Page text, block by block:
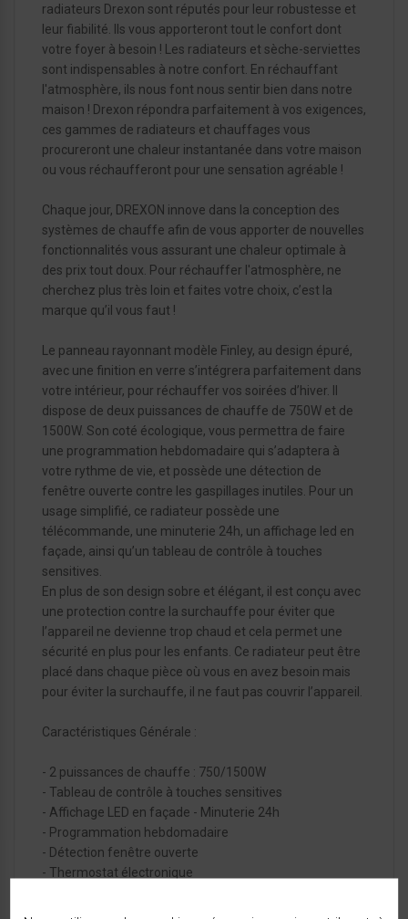
radiateurs Drexon sont réputés pour leur robustesse et
leur fiabilité. Ils vous apporteront tout le confort dont
votre foyer à besoin ! Les radiateurs et sèche-serviettes
sont indispensables à notre confort. En réchauffant
l'atmosphère, ils nous font nous sentir bien dans notre
maison ! Drexon répondra parfaitement à vos exigences,
ces gammes de radiateurs et chauffages vous
procureront une chaleur instantanée dans votre maison
ou vous réchaufferont pour une sensation agréable !
Chaque jour, DREXON innove dans la conception des
systèmes de chauffe afin de vous apporter de nouvelles
fonctionnalités vous assurant une chaleur optimale à
des prix tout doux. Pour réchauffer l'atmosphère, ne
cherchez plus très loin et faites votre choix, c’est la
marque qu’il vous faut !
Le panneau rayonnant modèle Finley, au design épuré,
avec une finition en verre s’intégrera parfaitement dans
votre intérieur, pour réchauffer vos soirées d’hiver. Il
dispose de deux puissances de chauffe de 750W et de
1500W. Son coté écologique, vous permettra de faire
une programmation hebdomadaire qui s’adaptera à
votre rythme de vie, et possède une détection de
fenêtre ouverte contre les gaspillages inutiles. Pour un
usage simplifié, ce radiateur possède une
télécommande, une minuterie 24h, un affichage led en
façade, ainsi qu’un tableau de contrôle à touches
sensitives.
En plus de son design sobre et élégant, il est conçu avec
une protection contre la surchauffe pour éviter que
l’appareil ne devienne trop chaud et cela permet une
sécurité en plus pour les enfants. Ce radiateur peut être
placé dans chaque pièce où vous en avez besoin mais
pour éviter la surchauffe, il ne faut pas couvrir l’appareil.
Caractéristiques Générale :
- 2 puissances de chauffe : 750/1500W
- Tableau de contrôle à touches sensitives
- Affichage LED en façade - Minuterie 24h
- Programmation hebdomadaire
- Détection fenêtre ouverte
- Thermostat électronique